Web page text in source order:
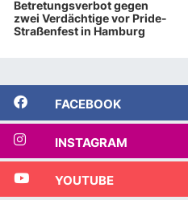
Betretungsverbot gegen
zwei Verdächtige vor Pride-
Straßenfest in Hamburg
FACEBOOK
INSTAGRAM
YOUTUBE